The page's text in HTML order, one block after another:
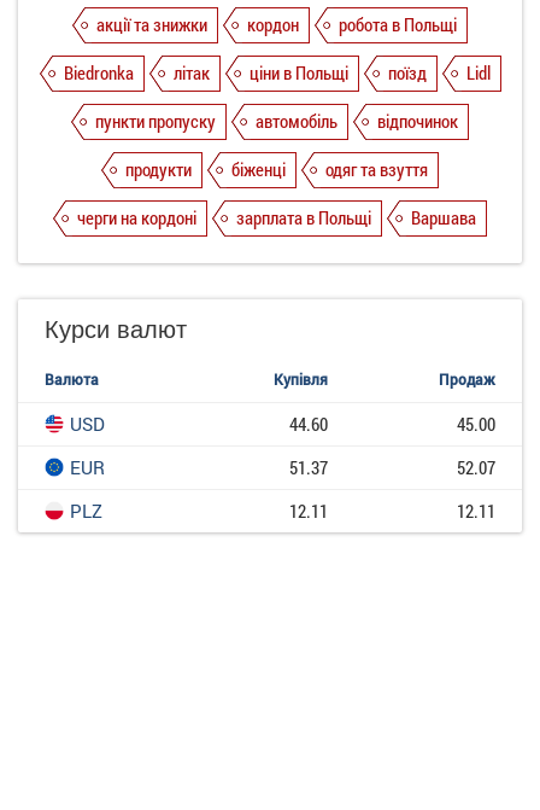
акції та знижки
кордон
робота в Польщі
Biedronka
літак ціни в Польщі поїзд
Lidl
пункти пропуску
автомобіль
відпочинок
продукти
біженці
одяг та взуття
черги на кордоні
зарплата в Польщі Варшава
Курси валют
Валюта Купівля Продаж
USD 44.60
45.00
EUR
51.37
52.07
PLZ
12.11 12.11